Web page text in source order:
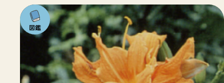
注目の
いきも
の